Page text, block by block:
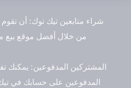
شراء متابعين تيك توك: أن
من خلال أفضل موقع بيع
المشتركين المدفوعين: يمكنك
المدفوعين على حسابك في